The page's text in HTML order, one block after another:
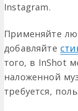
Instagram.
Применяйте
добавляйте
того, в InShot
наложенной
требуется,